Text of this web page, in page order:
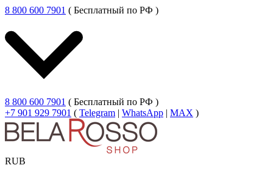
8 800 600 7901 ( Бесплатный по РФ )
8 800 600 7901 ( Бесплатный по РФ )
+7 901 929 7901 ( Telegram | WhatsApp | MAX )
RUB